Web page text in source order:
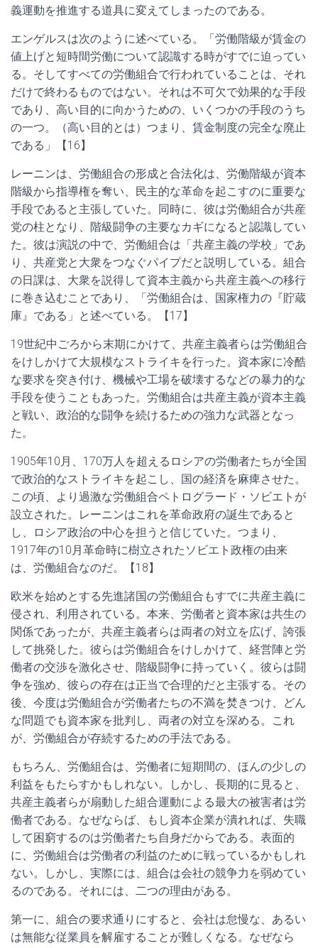
義運動を推進する道具に変えてしまったのである。
エンゲルスは次のように述べている。「労働階級が賃金の
値上げと短時間労働について認識する時がすでに迫ってい
る。そしてすべての労働組合で行われていることは、それ
だけで終わるものではない。それは不可欠で効果的な手段
であり、高い目的に向かうための、いくつかの手段のうち
の一つ。（高い目的とは）つまり、賃金制度の完全な廃止
である」【16】
レーニンは、労働組合の形成と合法化は、労働階級が資本
階級から指導権を奪い、民主的な革命を起こすのに重要な
手段であると主張していた。同時に、彼は労働組合が共産
党の柱となり、階級闘争の主要なカギになると認識してい
た。彼は演説の中で、労働組合は「共産主義の学校」であ
り、共産党と大衆をつなぐパイプだと説明している。組合
の日課は、大衆を説得して資本主義から共産主義への移行
に巻き込むことであり、「労働組合は、国家権力の『貯蔵
庫』である」と述べている。【17】
19世紀中ごろから末期にかけて、共産主義者らは労働組合
をけしかけて大規模なストライキを行った。資本家に冷酷
な要求を突き付け、機械や工場を破壊するなどの暴力的な
手段を使うこともあった。労働組合は共産主義が資本主義
と戦い、政治的な闘争を続けるための強力な武器となっ
た。
1905年10月、170万人を超えるロシアの労働者たちが全国
で政治的なストライキを起こし、国の経済を麻痺させた。
この頃、より過激な労働組合ペトログラード・ソビエトが
設立された。レーニンはこれを革命政府の誕生であると
し、ロシア政治の中心を担うと信じていた。つまり、
1917年の10月革命時に樹立されたソビエト政権の由来
は、労働組合なのだ。【18】
欧米を始めとする先進諸国の労働組合もすでに共産主義に
侵され、利用されている。本来、労働者と資本家は共生の
関係であったが、共産主義者らは両者の対立を広げ、誇張
して挑発した。彼らは労働組合をけしかけて、経営陣と労
働者の交渉を激化させ、階級闘争に持っていく。彼らは闘
争を強め、彼らの存在は正当で合理的だと主張する。その
後、今度は労働組合が労働者たちの不満を焚きつけ、どん
な問題でも資本家を批判し、両者の対立を深める。これ
が、労働組合が存続するための手法である。
もちろん、労働組合は、労働者に短期間の、ほんの少しの
利益をもたらすかもしれない。しかし、長期的に見ると、
共産主義者らが扇動した組合運動による最大の被害者は労
働者である。なぜならば、もし資本企業が潰れれば、失職
して困窮するのは労働者たち自身だからである。表面的
に、労働組合は労働者の利益のために戦っているかもしれ
ない。しかし、実際には、組合は会社の競争力を弱めてい
るのである。それには、二つの理由がある。
第一に、組合の要求通りにすると、会社は怠慢な、あるい
は無能な従業員を解雇することが難しくなる。なぜなら